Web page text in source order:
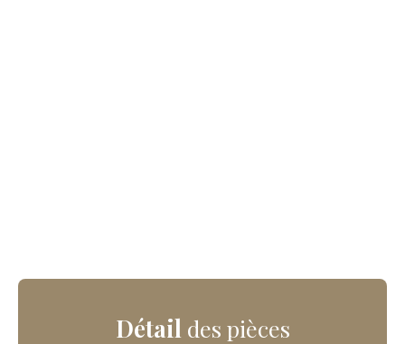
Détail des pièces